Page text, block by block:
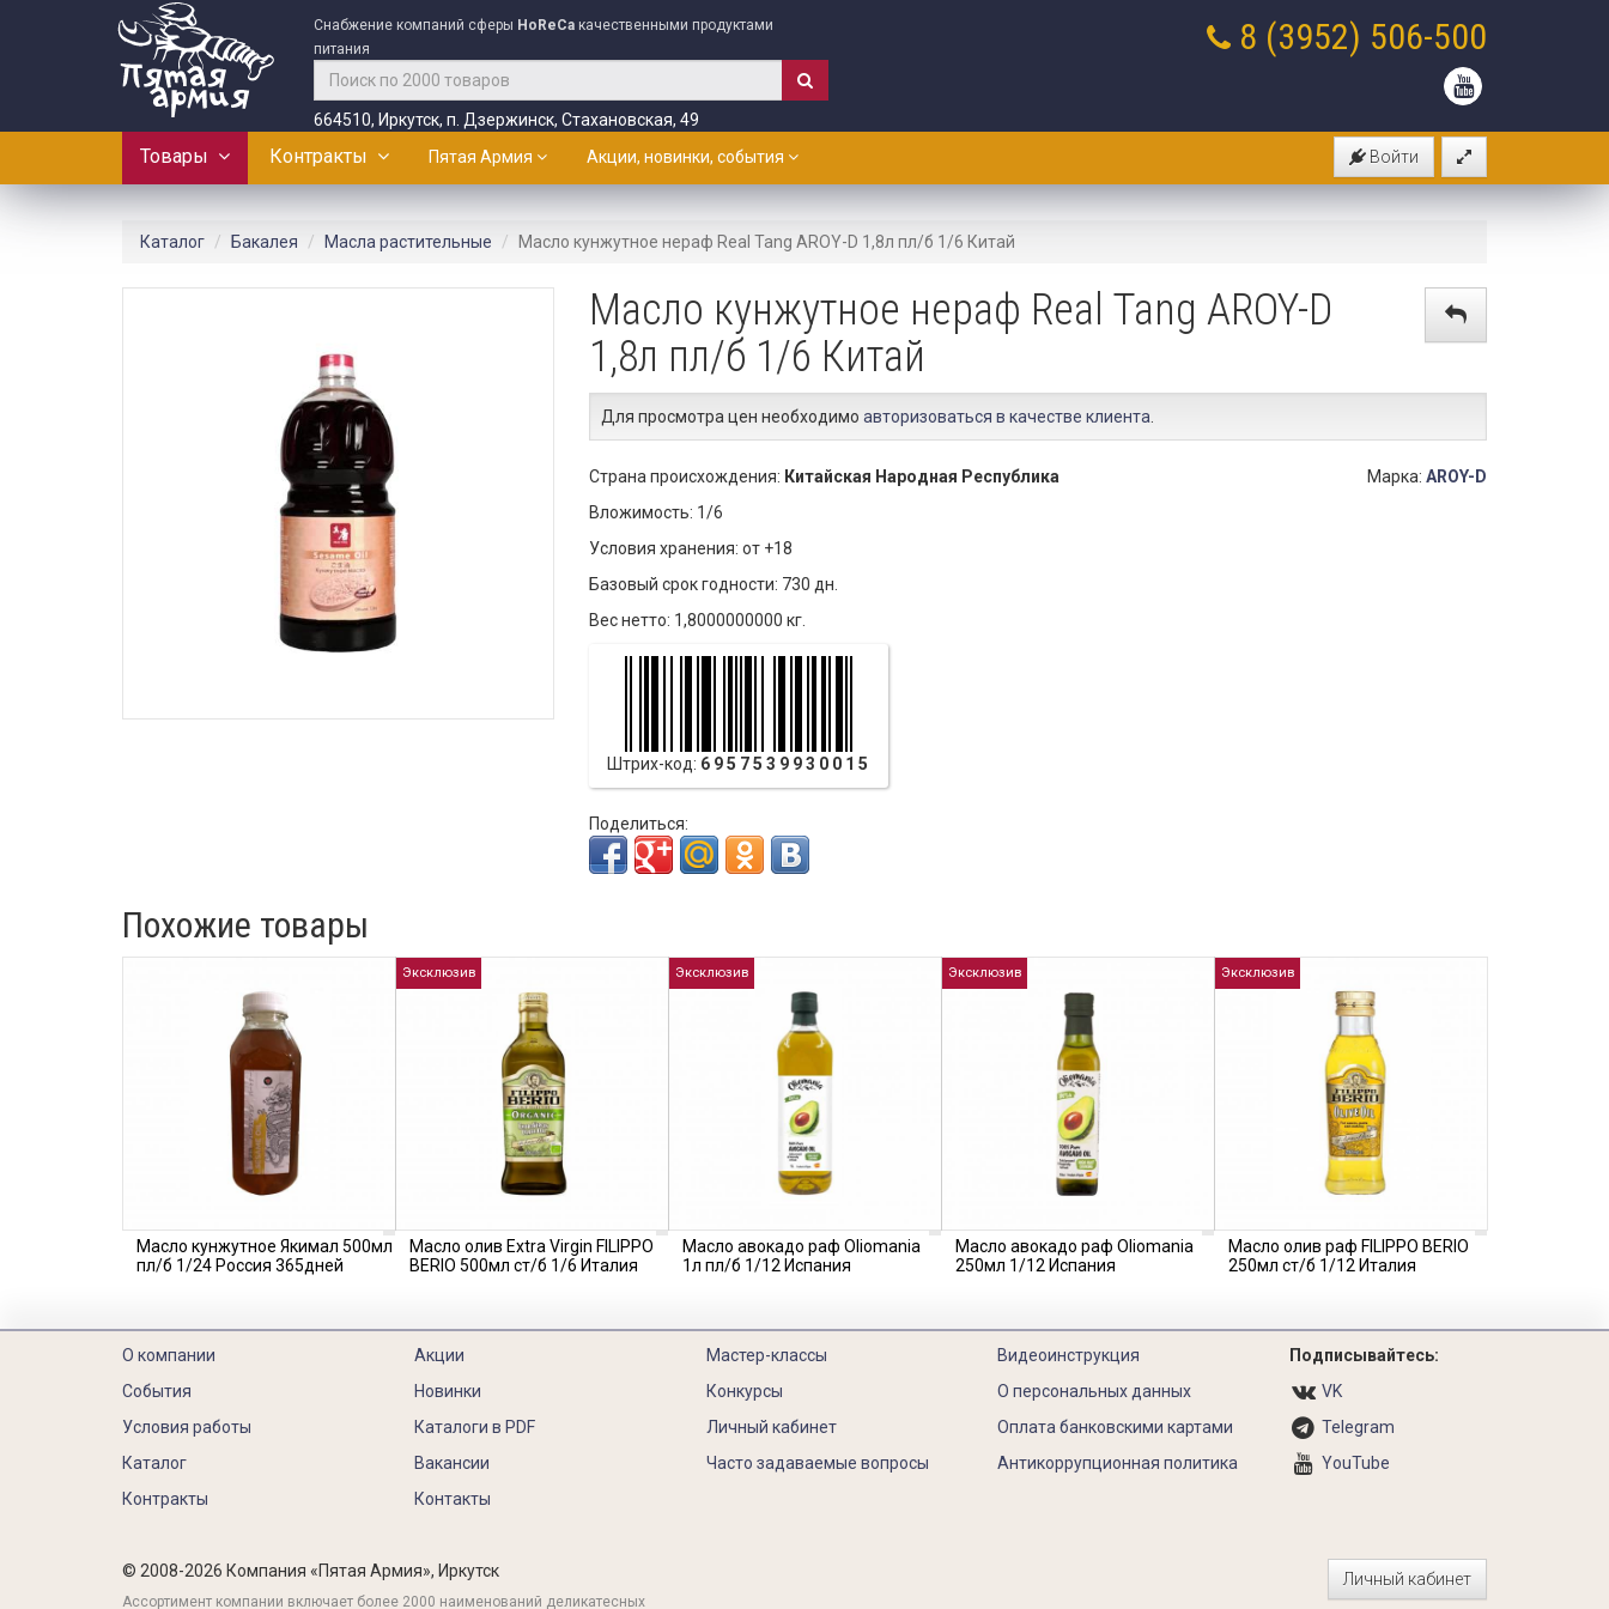
Снабжение компаний сферы HoReCa качественными продуктами
питания
664510, Иркутск, п. Дзержинск, Стахановская, 49
8 (3952) 506-500
Войти
Товары Контракты Пятая Армия Акции, новинки, события
Каталог Бакалея Масла растительные Масло кунжутное нераф Real Tang AROY-D 1,8л пл/б 1/6 Китай
Масло кунжутное нераф Real Tang AROY-D
1,8л пл/б 1/6 Китай
Для просмотра цен необходимо авторизоваться в качестве клиента
Страна происхождения: Китайская Народная Республика
Вложимость: 1/6
Условия хранения: от +18
Базовый срок годности: 730 дн.
Вес нетто: 1,8000000000 кг.
Марка: AROY-D
Штрих-код: 6957539930015
Поделиться:
Похожие товары
Масло кунжутное Якимал 500мл
пл/б 1/24 Россия 365дней
Эксклюзив
Масло олив Extra Virgin FILIPPO
BERIO 500мл ст/б 1/6 Италия
Эксклюзив
Масло авокадо раф Oliomania
1л пл/б 1/12 Испания
Эксклюзив
Масло авокадо раф Oliomania
250мл 1/12 Испания
Эксклюзив
Масло олив раф FILIPPO BERIO
250мл ст/б 1/12 Италия
О компании
События
Условия работы
Каталог
Контракты
Акции
Новинки
Каталоги в PDF
Вакансии
Контакты
Мастер-классы
Конкурсы
Личный кабинет
Часто задаваемые вопросы
Видеоинструкция
О персональных данных
Оплата банковскими картами
Антикоррупционная политика
Подписывайтесь:
VK
Telegram
YouTube
© 2008-2026 Компания «Пятая Армия», Иркутск
Ассортимент компании включает более 2000 наименований деликатесных
Личный кабинет